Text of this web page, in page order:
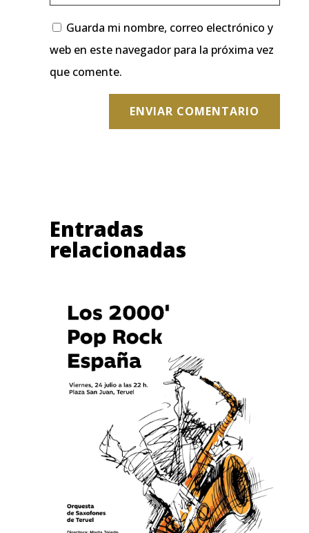
Guarda mi nombre, correo electrónico y
web en este navegador para la próxima vez
que comente.
ENVIAR COMENTARIO
Entradas
relacionadas